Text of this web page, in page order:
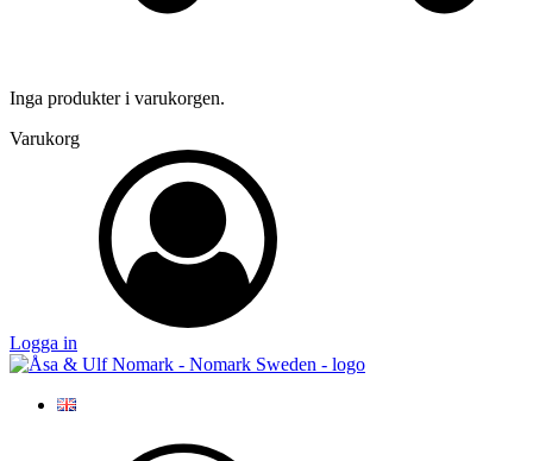
Inga produkter i varukorgen.
Varukorg
Logga in